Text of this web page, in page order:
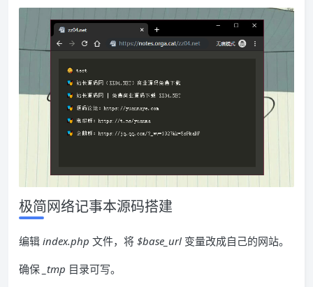
极简网络记事本源码搭建
编辑 index.php 文件，将 $base_url 变量改成自己的网站。
确保 _tmp 目录可写。